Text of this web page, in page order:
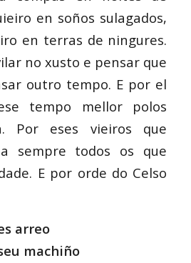
en soños sulagados,
en terras de ningures.
no xusto e pensar que
outro tempo. E por el
tempo mellor polos
Por eses vieiros que
sempre todos os que
E por orde do Celso
arreo
machiño